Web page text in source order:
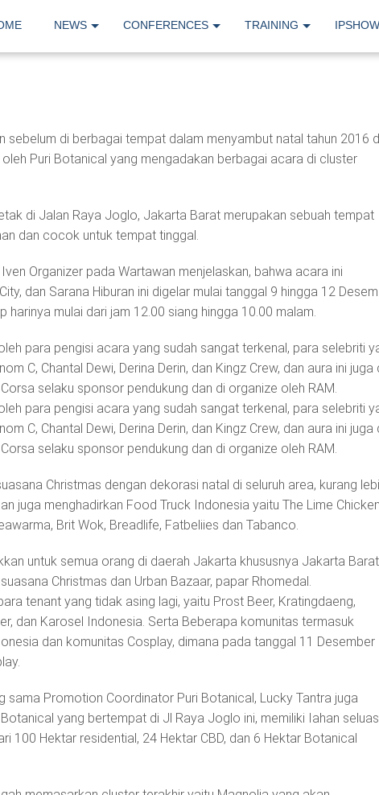
NEWS CONFERENCES TRAINING IPSHOW
sebelum di berbagai tempat dalam menyambut natal tahun 2016
Puri Botanical yang mengadakan berbagai acara di cluster
di Jalan Raya Joglo, Jakarta Barat merupakan sebuah tempat
dan cocok untuk tempat tinggal.
Organizer pada Wartawan menjelaskan, bahwa acara ini
dan Sarana Hiburan ini digelar mulai tanggal 9 hingga 12
harinya mulai dari jam 12.00 siang hingga 10.00 malam.
para pengisi acara yang sudah sangat terkenal, para selebriti
C, Chantal Dewi, Derina Derin, dan Kingz Crew, dan aura ini juga
selaku sponsor pendukung dan di organize oleh RAM.
para pengisi acara yang sudah sangat terkenal, para selebriti
C, Chantal Dewi, Derina Derin, dan Kingz Crew, dan aura ini juga
selaku sponsor pendukung dan di organize oleh RAM.
Christmas dengan dekorasi natal di seluruh area, kurang
juga menghadirkan Food Truck Indonesia yaitu The Lime
Brit Wok, Breadlife, Fatbeliies dan Tabanco.
untuk semua orang di daerah Jakarta khususnya Jakarta
Christmas dan Urban Bazaar, papar Rhomedal.
tenant yang tidak asing lagi, yaitu Prost Beer, Kratingdaeng,
dan Karosel Indonesia. Serta Beberapa komunitas termasuk
dan komunitas Cosplay, dimana pada tanggal 11 Desember
sama Promotion Coordinator Puri Botanical, Lucky Tantra juga
yang bertempat di Jl Raya Joglo ini, memiliki Iahan seluas
100 Hektar residential, 24 Hektar CBD, dan 6 Hektar Botanical